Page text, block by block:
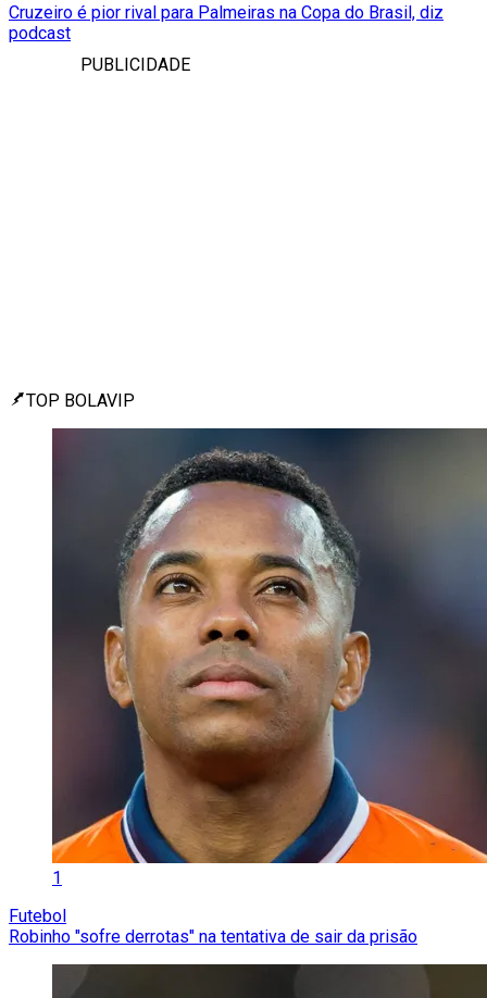
Cruzeiro é pior rival para Palmeiras na Copa do Brasil, diz
podcast
PUBLICIDADE
TOP BOLAVIP
1
Futebol
Robinho "sofre derrotas" na tentativa de sair da prisão